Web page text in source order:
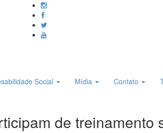
Social Mídia Contato
de treinamento